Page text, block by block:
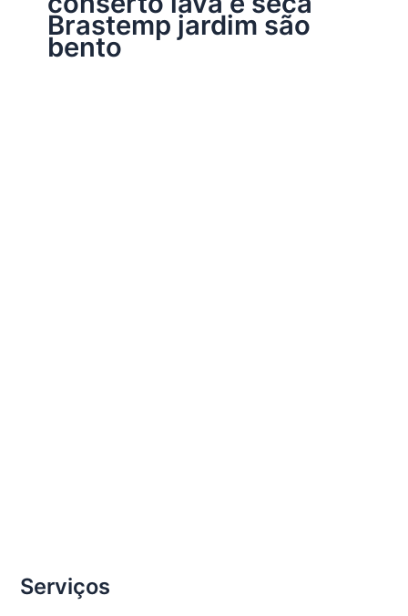
Brastemp jardim são
bento
Brastemp
Serviços